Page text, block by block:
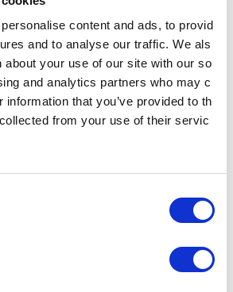
content and ads, to provid
and to analyse our traffic. We als
about your use of our site with our so
and analytics partners who may c
information that you’ve provided to th
from your use of their servic
為止
遺失物品的旅客
室詢問。
地鐵南北線）車站內失物招領處或東京Metro地鐵